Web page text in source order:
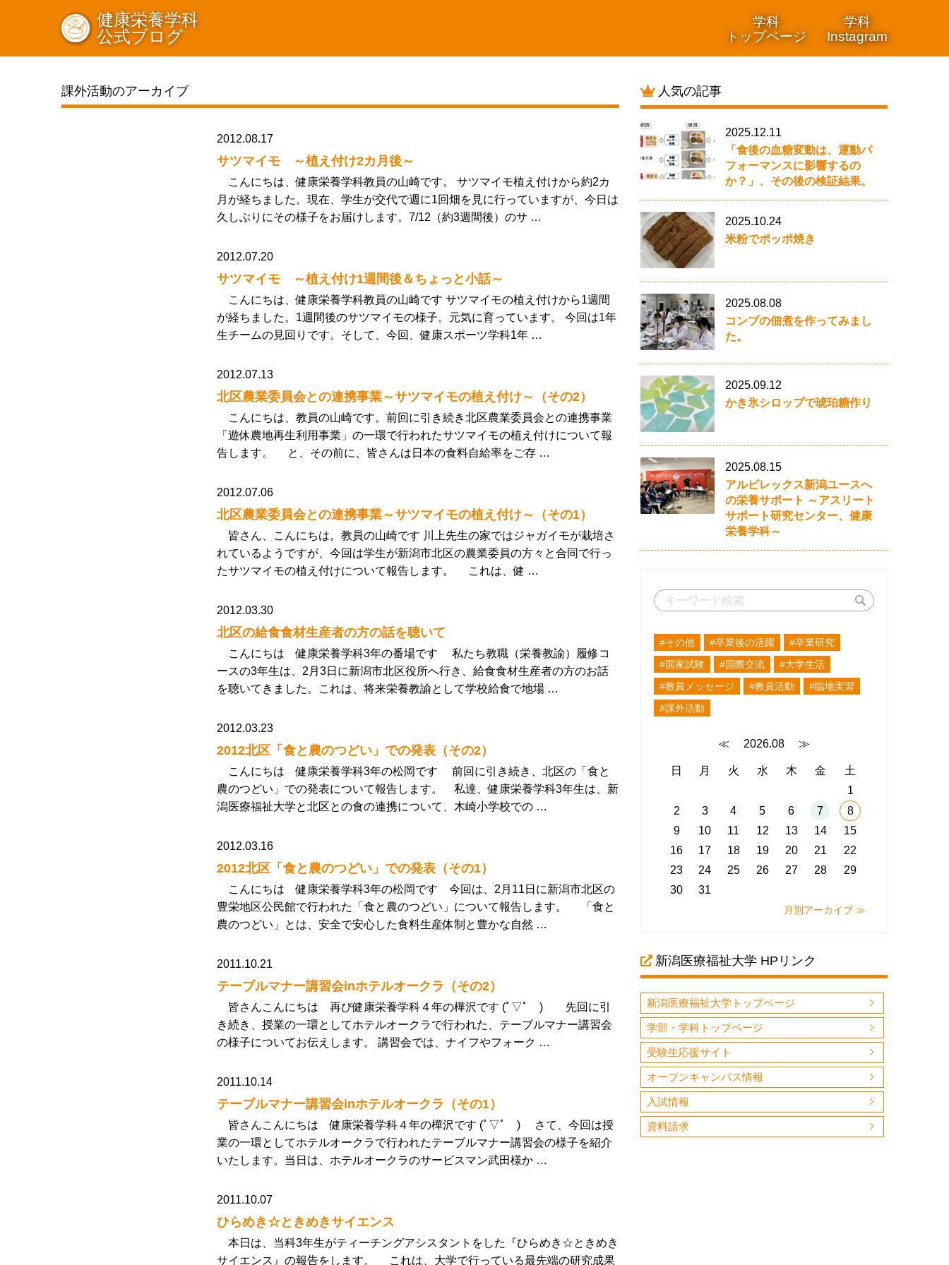
学科
トップページ
学科
Instagram
健康栄養学科
公式ブログ
課外活動のアーカイブ
2012.08.17
サツマイモ ～植え付け2カ月後～
こんにちは、健康栄養学科教員の山崎です。 サツマイモ植え付けから約2カ
月が経ちました。現在、学生が交代で週に1回畑を見に行っていますが、今日は
久しぶりにその様子をお届けします。7/12（約3週間後）のサ …
2012.07.20
サツマイモ ～植え付け1週間後＆ちょっと小話～
こんにちは、健康栄養学科教員の山崎です サツマイモの植え付けから1週間
が経ちました。1週間後のサツマイモの様子。元気に育っています。 今回は1年
生チームの見回りです。そして、今回、健康スポーツ学科1年 …
2012.07.13
北区農業委員会との連携事業～サツマイモの植え付け～（その2）
こんにちは、教員の山崎です。前回に引き続き北区農業委員会との連携事業
「遊休農地再生利用事業」の一環で行われたサツマイモの植え付けについて報
告します。 と、その前に、皆さんは日本の食料自給率をご存 …
2012.07.06
北区農業委員会との連携事業～サツマイモの植え付け～（その1）
皆さん、こんにちは。教員の山崎です 川上先生の家ではジャガイモが栽培さ
れているようですが、今回は学生が新潟市北区の農業委員の方々と合同で行っ
たサツマイモの植え付けについて報告します。 これは、健 …
2012.03.30
北区の給食食材生産者の方の話を聴いて
こんにちは 健康栄養学科3年の番場です 私たち教職（栄養教諭）履修コ
ースの3年生は、2月3日に新潟市北区役所へ行き、給食食材生産者の方のお話
を聴いてきました。これは、将来栄養教諭として学校給食で地場 …
2012.03.23
2012北区「食と農のつどい」での発表（その2）
こんにちは 健康栄養学科3年の松岡です 前回に引き続き、北区の「食と
農のつどい」での発表について報告します。 私達、健康栄養学科3年生は、新
潟医療福祉大学と北区との食の連携について、木崎小学校での …
2012.03.16
2012北区「食と農のつどい」での発表（その1）
こんにちは 健康栄養学科3年の松岡です 今回は、2月11日に新潟市北区の
豊栄地区公民館で行われた「食と農のつどい」について報告します。 「食と
農のつどい」とは、安全で安心した食料生産体制と豊かな自然 …
2011.10.21
テーブルマナー講習会inホテルオークラ（その2）
皆さんこんにちは 再び健康栄養学科４年の樺沢です (ﾟ▽ﾟ ) 先回に引
き続き、授業の一環としてホテルオークラで行われた、テーブルマナー講習会
の様子についてお伝えします。 講習会では、ナイフやフォーク …
2011.10.14
テーブルマナー講習会inホテルオークラ（その1）
皆さんこんにちは 健康栄養学科４年の樺沢です (ﾟ▽ﾟ ) さて、今回は授
業の一環としてホテルオークラで行われたテーブルマナー講習会の様子を紹介
いたします。当日は、ホテルオークラのサービスマン武田様か …
2011.10.07
ひらめき☆ときめきサイエンス
本日は、当科3年生がティーチングアシスタントをした『ひらめき☆ときめき
サイエンス』の報告をします。 これは、大学で行っている最先端の研究成果
人気の記事
2025.12.11
「食後の血糖変動は、運動パ
フォーマンスに影響するの
か？」、その後の検証結果。
2025.10.24
米粉でポッポ焼き
2025.08.08
コンブの佃煮を作ってみまし
た。
2025.09.12
かき氷シロップで琥珀糖作り
2025.08.15
アルビレックス新潟ユースへ
の栄養サポート ～アスリート
サポート研究センター、健康
栄養学科～
#その他 #卒業後の活躍
#卒業研究
#国家試験
#国際交流
#大学生活
#教員メッセージ
#教員活動
#臨地実習
#課外活動
≪ 2026.08 ≫
日 月 火 水 木 金
土
1
2
3 4 5 6 7
8
9
10 11 12 13 14
15
16
17 18 19 20 21
22
23
24 25 26 27 28
29
30
31
月別アーカイブ ≫
新潟医療福祉大学 HPリンク
新潟医療福祉大学トップページ
学部・学科トップページ
受験生応援サイト
オープンキャンパス情報
入試情報
資料請求